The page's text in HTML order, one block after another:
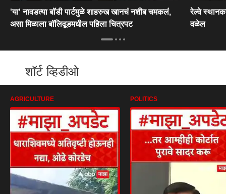
'या' नावडत्या बॉडी पार्टमुळे शाहरुख खानचं नशीब चमकलं,
असा मिळाला बॉलिवूडमधील पहिला चित्रपट
रेल्वे
वळेल
शॉर्ट व्हिडीओ
AGRICULTURE POLITICS